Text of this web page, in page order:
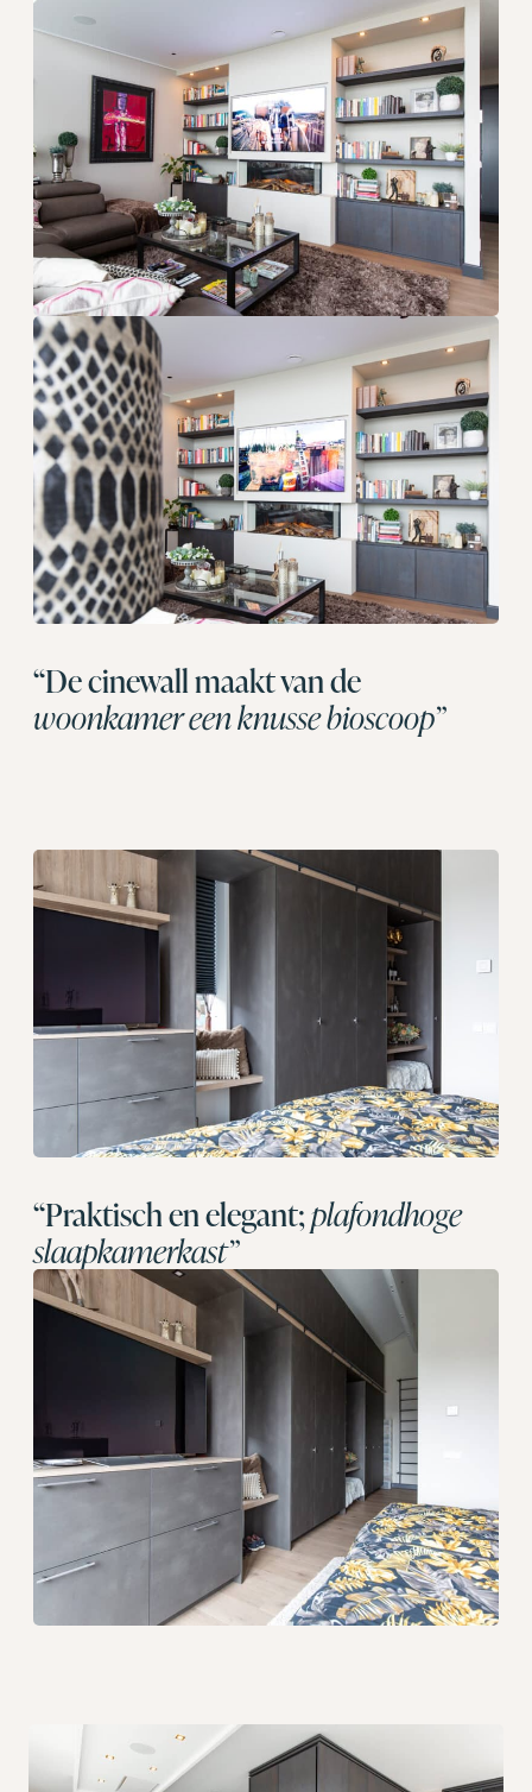
“De cinewall maakt van de
woonkamer een knusse bioscoop”
“Praktisch en elegant;plafondhoge
slaapkamerkast”